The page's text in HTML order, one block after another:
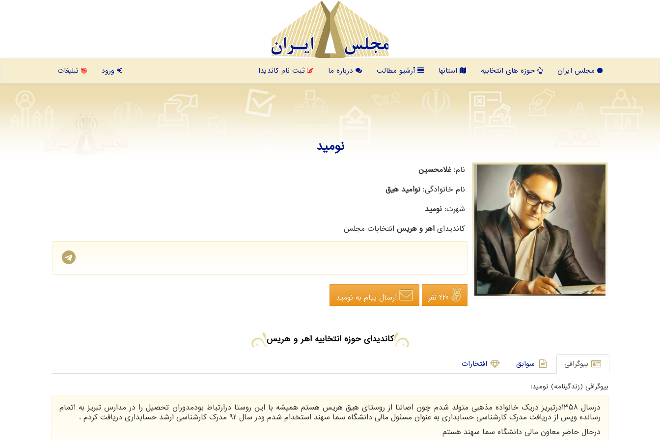
مجلس ایران حوزه های انتخابیه استانها آرشیو مطالب درباره ما ثبت نام کاندیدا ورود تبلیغات
نومید
نام: غلامحسین
نام خانوادگی: نوامید هیق
شهرت: نومید
کاندیدای اهر و هریس انتخابات مجلس
220 نفر ارسال پیام به نومید
کاندیدای حوزه انتخابیه اهر و هریس
بیوگرافی سوابق افتخارات
بیوگرافی (زندگینامه) نومید:
درسال 1358درتبریز دریک خانواده مذهبی متولد شدم چون اصالتا از روستای هیق هریس هستم همیشه با این روستا درارتباط بودمدوران تحصیل را در مدارس تبریز به اتمام
رسانده وپس از دریافت مدرک کارشناسی حسابداری به عنوان مسئول مالی دانشگاه سما سهند استخدام شدم ودر سال 92 مدرک کارشناسی ارشد حسابداری دریافت کردم .
درحال حاضر معاون مالی دانشگاه سما سهند هستم